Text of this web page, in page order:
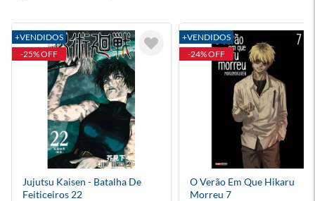
+VENDIDOS
-25% OFF
Jujutsu Kaisen - Batalha De
Feiticeiros 22
+VENDIDOS
-24% OFF
O Verão Em Que Hikaru
Morreu 7